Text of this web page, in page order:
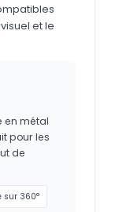
et le
en métal
pour les
de
sur 360°